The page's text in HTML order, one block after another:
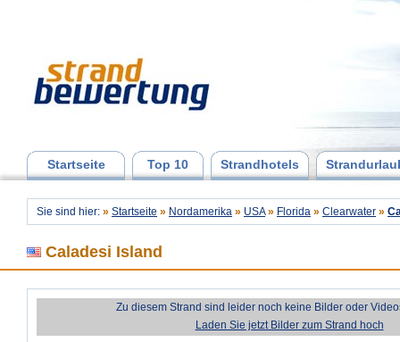
Startseite Top 10 Strandhotels
Sie sind hier: » Startseite » Nordamerika » USA » Florida » Clearwater »
Caladesi Island
Zu diesem Strand sind leider noch keine Bilder oder
Laden Sie jetzt Bilder zum Strand hoch